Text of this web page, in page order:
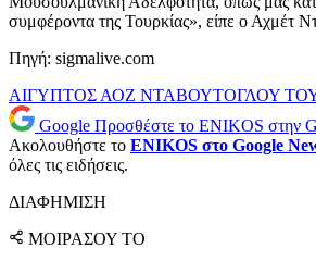
συμφέροντα της Τουρκίας», είπε ο Αχμέτ
Πηγή: sigmalive.com
ΑΙΓΥΠΤΟΣ ΑΟΖ ΝΤΑΒΟΥΤΟΓΛΟΥ
Google Προσθέστε το ENIKOS στην
Ακολουθήστε το ENIKOS στο Google
όλες τις ειδήσεις.
ΔΙΑΦΗΜΙΣΗ
ΜΟΙΡΑΣΟΥ ΤΟ